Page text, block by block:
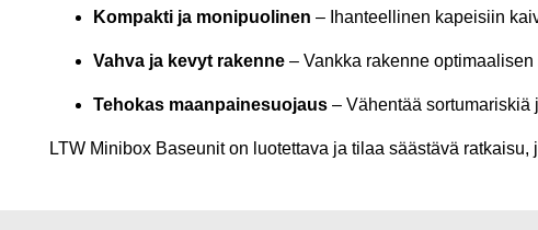
Kompakti ja monipuolinen – Ihanteellinen kapeisiin
Vahva ja kevyt rakenne – Vankka rakenne
Tehokas maanpainesuojaus – Vähentää sortumariskiä
LTW Minibox Baseunit on luotettava ja tilaa säästävä